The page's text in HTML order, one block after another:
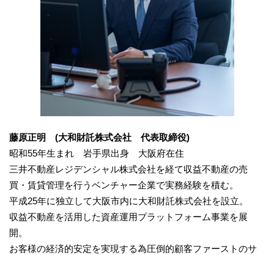
藤原正明 (大和財託株式会社 代表取締役)
昭和55年生まれ 岩手県出身 大阪府在住
三井不動産レジデンシャル株式会社を経て収益不動産の売
買・賃貸管理を行うベンチャー企業で実務経験を積む。
平成25年に独立して大阪市内に大和財託株式会社を設立。
収益不動産を活用した資産運用プラットフォーム事業を展
開。
お客様の経済的安定を実現する為圧倒的顧客ファーストのサ